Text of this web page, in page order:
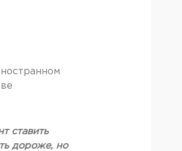
ставить
дороже, но